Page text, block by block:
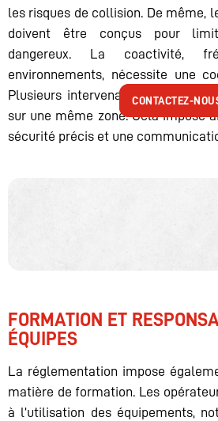
CONTACTEZ-
les risques de collision. De même,
doivent être conçus pour
dangereux. La coactivité,
environnements, nécessite une
Plusieurs intervenants peuvent
sur une même zone. Cela impose
sécurité précis et une
CONTACTEZ-
FORMATION ET
ÉQUIPES
La réglementation impose
matière de formation. Les
à l’utilisation des équipements,